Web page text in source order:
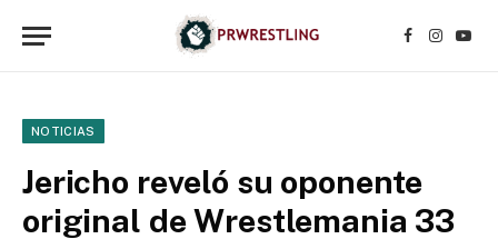
Facebook
NOTICIAS
Jericho reveló su oponente
original de Wrestlemania 33